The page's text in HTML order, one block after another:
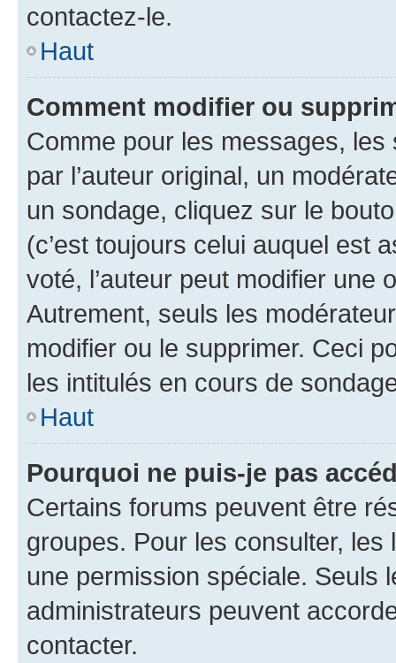
contactez-le.
Haut
Comment modifier ou
Comme pour les messages,
par l’auteur original, un
un sondage, cliquez sur le
(c’est toujours celui auquel est
voté, l’auteur peut modifier une
Autrement, seuls les
modifier ou le supprimer. Ceci
les intitulés en cours de
Haut
Pourquoi ne puis-je pas
Certains forums peuvent être
groupes. Pour les consulter,
une permission spéciale. Seuls
administrateurs peuvent
contacter.